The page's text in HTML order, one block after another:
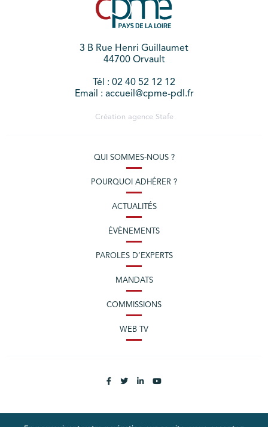
3 B Rue Henri Guillaumet
44700 Orvault
Tél : 02 40 52 12 12
Email : accueil@cpme-pdl.fr
Création agence Stafe
QUI SOMMES-NOUS ?
POURQUOI ADHÉRER ?
ACTUALITÉS
ÉVÈNEMENTS
PAROLES D’EXPERTS
MANDATS
COMMISSIONS
WEB TV